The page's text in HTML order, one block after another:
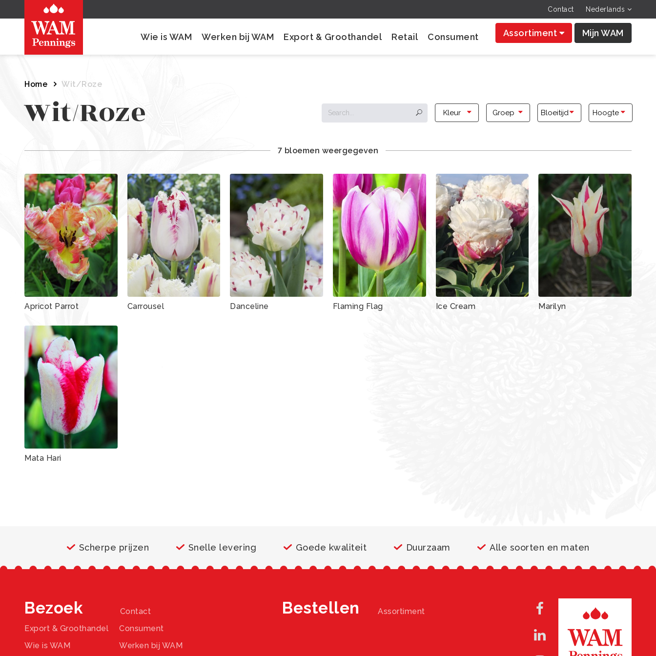
Contact Nederlands
Wie is WAM Werken bij WAM Export & Groothandel Retail Consument Assortiment Mijn WAM
Home Wit/Roze
Wit/Roze Kleur Groep Bloeitijd Hoogte
7 bloemen weergegeven
Apricot Parrot Carrousel Danceline Flaming Flag Ice Cream Marilyn
Mata Hari
Scherpe prijzen Snelle levering Goede kwaliteit Duurzaam Alle soorten en maten
Bezoek
Contact
Export & Groothandel
Consument
Wie is WAM
Werken bij WAM
Bestellen Assortiment